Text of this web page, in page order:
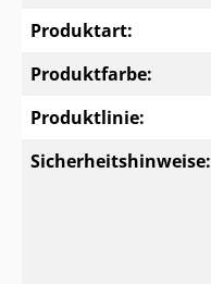
Produktart:
Produktfarbe:
Produktlinie:
Sicherheitshinweise: